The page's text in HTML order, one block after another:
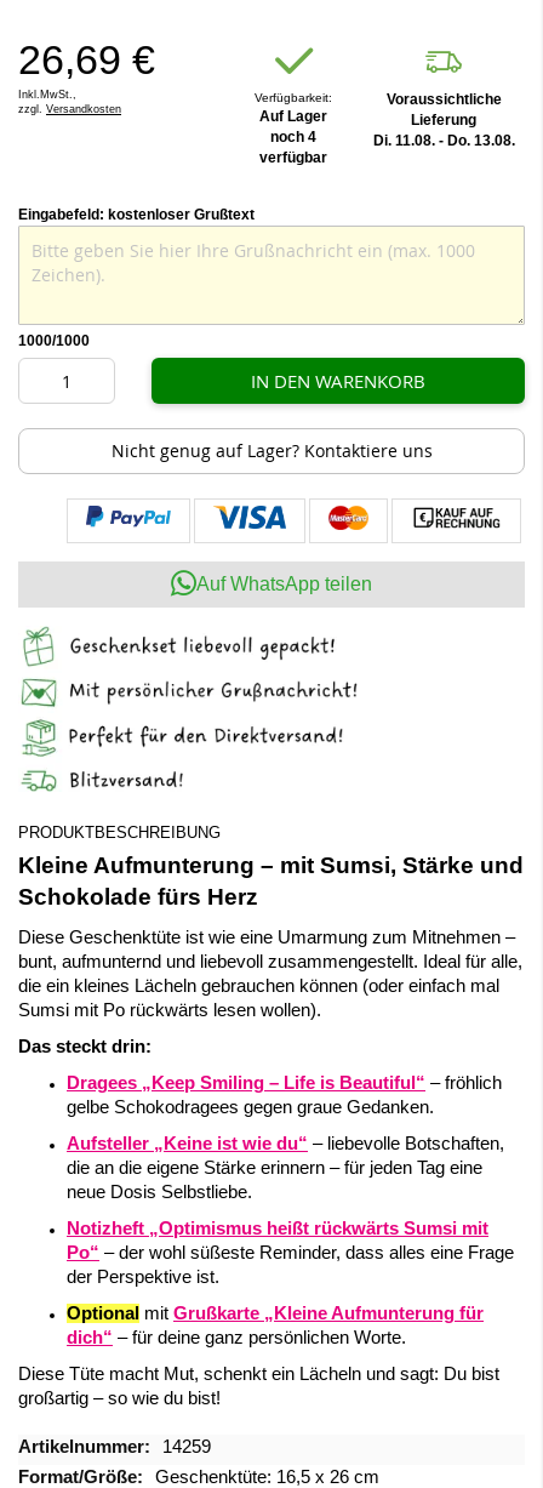
26,69 €
Inkl.MwSt.,
zzgl. Versandkosten
Verfügbarkeit:
Auf Lager
noch 4
verfügbar
Voraussichtliche
Lieferung
Di. 11.08. - Do. 13.08.
Eingabefeld: kostenloser Grußtext
1000/1000
IN DEN WARENKORB
Nicht genug auf Lager? Kontaktiere uns
Auf WhatsApp teilen
PRODUKTBESCHREIBUNG
Kleine Aufmunterung – mit Sumsi, Stärke und
Schokolade fürs Herz
Diese Geschenktüte ist wie eine Umarmung zum Mitnehmen –
bunt, aufmunternd und liebevoll zusammengestellt. Ideal für alle,
die ein kleines Lächeln gebrauchen können (oder einfach mal
Sumsi mit Po rückwärts lesen wollen).
Das steckt drin:
Dragees „Keep Smiling – Life is Beautiful“ – fröhlich
gelbe Schokodragees gegen graue Gedanken.
Aufsteller „Keine ist wie du“ – liebevolle Botschaften,
die an die eigene Stärke erinnern – für jeden Tag eine
neue Dosis Selbstliebe.
Notizheft „Optimismus heißt rückwärts Sumsi mit
Po“ – der wohl süßeste Reminder, dass alles eine Frage
der Perspektive ist.
Optional mit Grußkarte „Kleine Aufmunterung für
dich“ – für deine ganz persönlichen Worte.
Diese Tüte macht Mut, schenkt ein Lächeln und sagt: Du bist
großartig – so wie du bist!
Mehr
Informationen
14259
Geschenktüte: 16,5 x 26 cm